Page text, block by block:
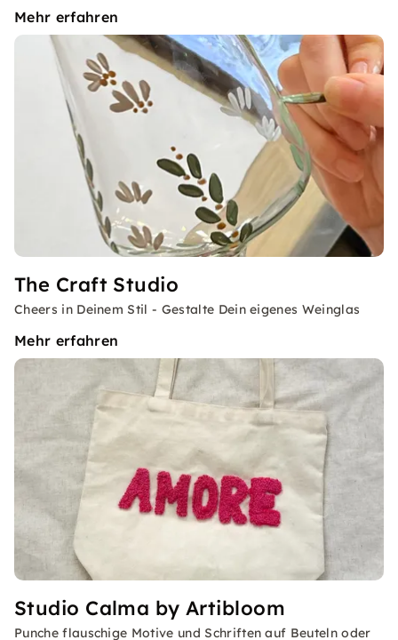
Mehr erfahren
The Craft Studio
Cheers in Deinem Stil - Gestalte Dein eigenes Weinglas
Mehr erfahren
Studio Calma by Artibloom
Punche flauschige Motive und Schriften auf Beuteln oder